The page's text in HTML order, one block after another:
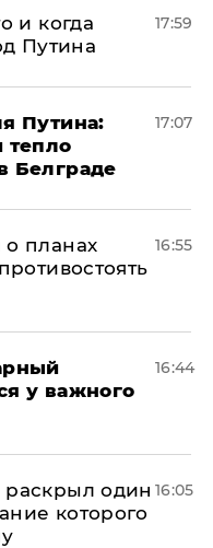
и когда
Путина
17:59
Путина:
тепло
Белграде
17:07
планах
16:55
у важного
16:44
один
которого
16:05